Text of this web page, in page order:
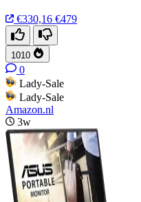
€330,16 €479
1010
0
Lady-Sale
Lady-Sale
Amazon.nl
3w